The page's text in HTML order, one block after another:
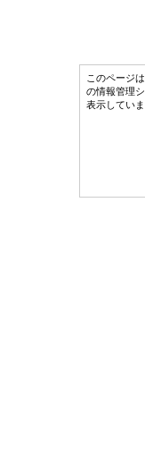
このページ
の情報管理
表示していま